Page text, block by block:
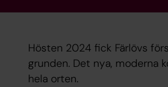
Hösten 2024 fick Färlövs
grunden. Det nya, moderna
hela orten.